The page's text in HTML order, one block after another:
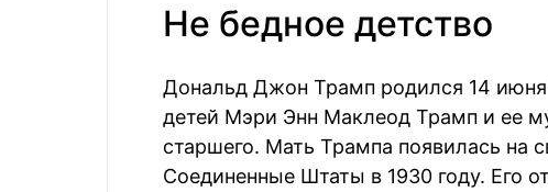
Не бедное детство
Дональд Джон Трамп родился 14
детей Мэри Энн Маклеод Трамп и ее
старшего. Мать Трампа появилась на
Соединенные Штаты в 1930 году. Его